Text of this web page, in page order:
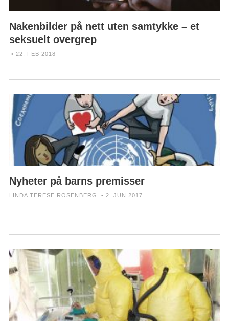
Nakenbilder på nett uten samtykke – et
seksuelt overgrep
• 22. FEB 2018
Nyheter på barns premisser
LINDA TERESE ROSENBERG • 2. JUN 2017